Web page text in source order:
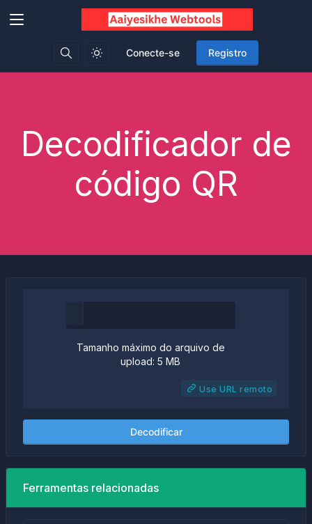
Conecte-se Registro
Decodificador de
código QR
Tamanho máximo do arquivo de
upload: 5 MB
Use URL remoto
Decodificar
Ferramentas relacionadas